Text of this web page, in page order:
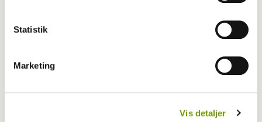
Statistik
Marketing
Vis detaljer